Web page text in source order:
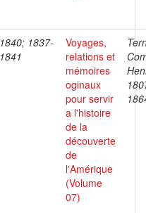
1840; 1837-
1841
Voyages,
relations et
mémoires
oginaux
pour servir
a l'histoire
de la
découverte
de
l'Amérique
(Volume
07)